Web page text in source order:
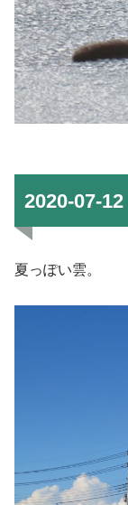
2020-07-12
夏っぽい雲。